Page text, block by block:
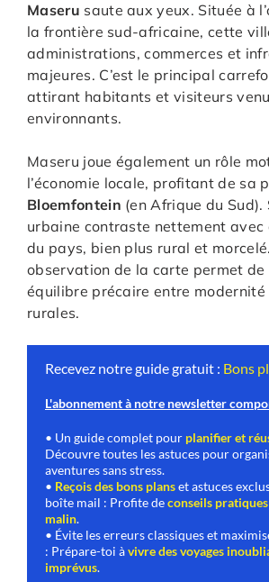
Maseru saute aux yeux. Située à
la frontière sud-africaine, cette
administrations, commerces et
majeures. C’est le principal
attirant habitants et visiteurs
environnants.
Maseru joue également un rôle
l’économie locale, profitant de sa
Bloemfontein (en Afrique du Sud).
urbaine contraste nettement avec
du pays, bien plus rural et
observation de la carte permet
équilibre précaire entre
rurales.